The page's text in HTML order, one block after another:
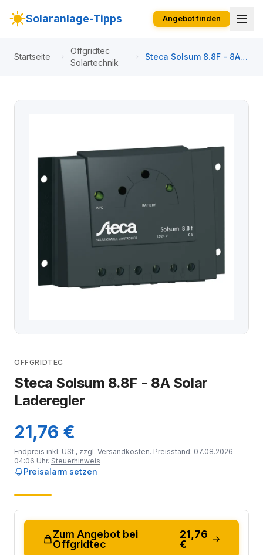
Solaranlage-Tipps Angebot finden
Startseite
Offgridtec
Solartechnik
Steca Solsum 8.8F - 8A
OFFGRIDTEC
Steca Solsum 8.8F - 8A Solar
Laderegler
21,76 €
Endpreis inkl. USt., zzgl. Versandkosten. Preisstand: 07.08.2026
04:06 Uhr. Steuerhinweis
Preisalarm setzen
Zum Angebot bei
Offgridtec
21,76
€